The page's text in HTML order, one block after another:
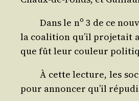
Dans le no 3 de ce
la coa­li­tion qu’il pro­je­tait
que fût leur cou­leur
À cette lec­ture, les
pour annon­cer qu’il